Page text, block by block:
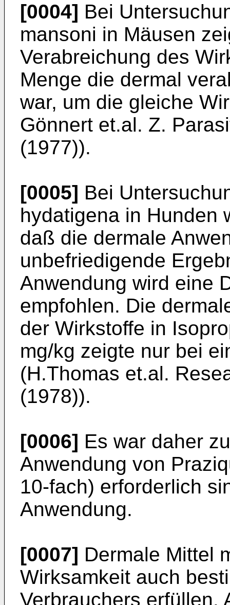
[0004] Bei
mansoni in Mäusen
Verabreichung des
Menge die dermal
war, um die gleiche
Gönnert et.al. Z.
(1977)).
[0005] Bei
hydatigena in Hunden
daß die dermale
unbefriedigende
Anwen­dung wird eine
empfohlen. Die
der Wirkstoffe in
mg/kg zeigte nur bei
(H.Thomas et.al.
(1978)).
[0006] Es war daher
Anwendung von
10-fach) erforderlich
Anwendung.
[0007] Dermale Mittel
Wirksamkeit auch
Verbrauchers erfüllen.